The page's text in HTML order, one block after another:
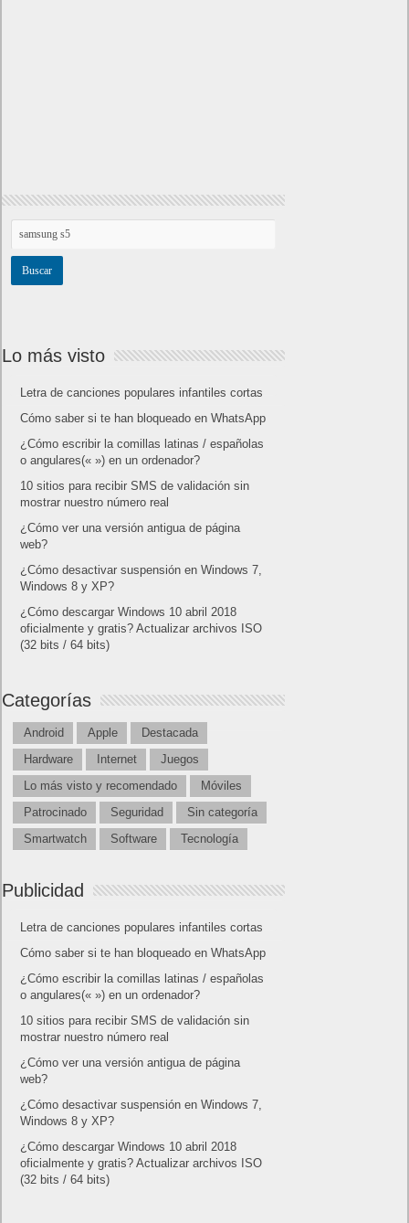
Lo más visto
Letra de canciones populares infantiles cortas
Cómo saber si te han bloqueado en WhatsApp
¿Cómo escribir la comillas latinas / españolas
o angulares(« ») en un ordenador?
10 sitios para recibir SMS de validación sin
mostrar nuestro número real
¿Cómo ver una versión antigua de página
web?
¿Cómo desactivar suspensión en Windows 7,
Windows 8 y XP?
¿Cómo descargar Windows 10 abril 2018
oficialmente y gratis? Actualizar archivos ISO
(32 bits / 64 bits)
Categorías
Android Apple
Destacada
Hardware
Internet
Juegos
Lo más visto y recomendado
Móviles
Patrocinado
Seguridad
Sin categoría
Smartwatch
Software Tecnología
Publicidad
Letra de canciones populares infantiles cortas
Cómo saber si te han bloqueado en WhatsApp
¿Cómo escribir la comillas latinas / españolas
o angulares(« ») en un ordenador?
10 sitios para recibir SMS de validación sin
mostrar nuestro número real
¿Cómo ver una versión antigua de página
web?
¿Cómo desactivar suspensión en Windows 7,
Windows 8 y XP?
¿Cómo descargar Windows 10 abril 2018
oficialmente y gratis? Actualizar archivos ISO
(32 bits / 64 bits)